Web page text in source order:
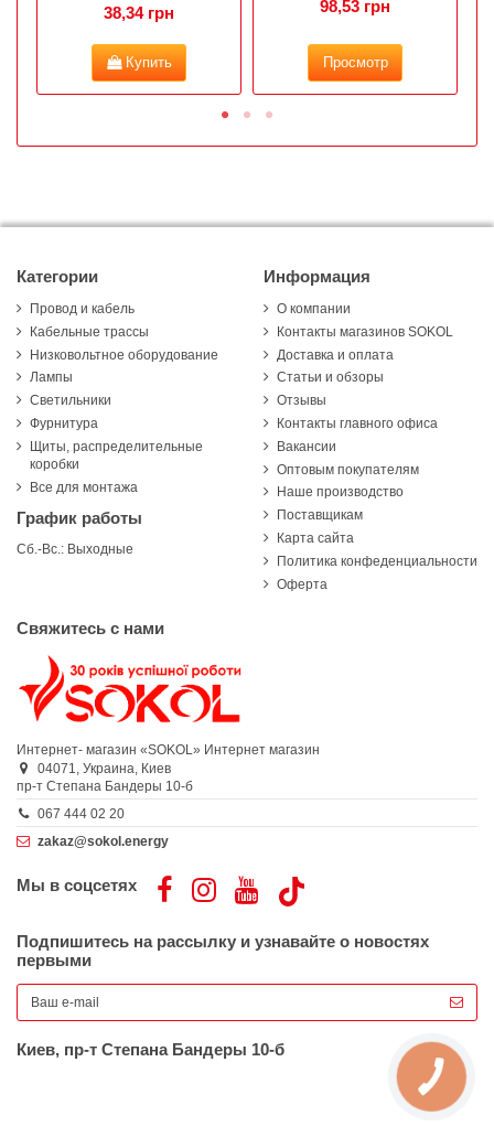
38,34 грн
Купить
98,53 грн
Просмотр
Категории
Провод и кабель
Кабельные трассы
Низковольтное оборудование
Лампы
Светильники
Фурнитура
Щиты, распределительные
коробки
Все для монтажа
График работы
Сб.-Вс.: Выходные
Информация
О компании
Контакты магазинов SOKOL
Доставка и оплата
Статьи и обзоры
Отзывы
Контакты главного офиса
Вакансии
Оптовым покупателям
Наше производство
Поставщикам
Карта сайта
Политика конфеденциальности
Оферта
Свяжитесь с нами
Интернет- магазин «SOKOL» Интернет магазин
04071, Украина, Киев
пр-т Степана Бандеры 10-б
067 444 02 20
zakaz@sokol.energy
Мы в соцсетях
Подпишитесь на рассылку и узнавайте о новостях
первыми
Киев, пр-т Степана Бандеры 10-б